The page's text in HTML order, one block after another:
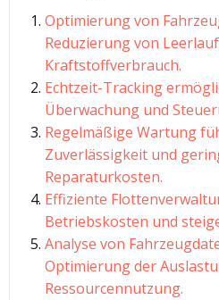
Optimierung von
Reduzierung von
Kraftstoffverbrauch.
Echtzeit-Tracking
Überwachung und
Regelmäßige Wartung
Zuverlässigkeit und
Reparaturkosten.
Effiziente
Betriebskosten und
Analyse von
Optimierung der
Ressourcennutzung.